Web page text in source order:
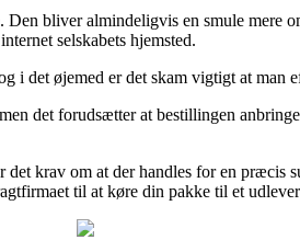
bliver almindeligvis en smule mere
selskabets hjemsted.
det øjemed er det skam vigtigt at man
det forudsætter at bestillingen
krav om at der handles for en præcis
til at køre din pakke til et